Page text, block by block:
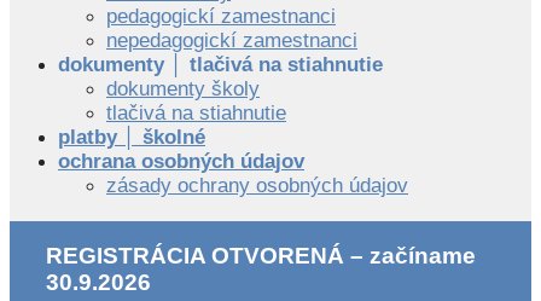
pedagogickí zamestnanci
nepedagogickí zamestnanci
dokumenty │ tlačivá na stiahnutie
dokumenty školy
tlačivá na stiahnutie
platby │ školné
ochrana osobných údajov
zásady ochrany osobných údajov
REGISTRÁCIA OTVORENÁ – začíname
30.9.2026